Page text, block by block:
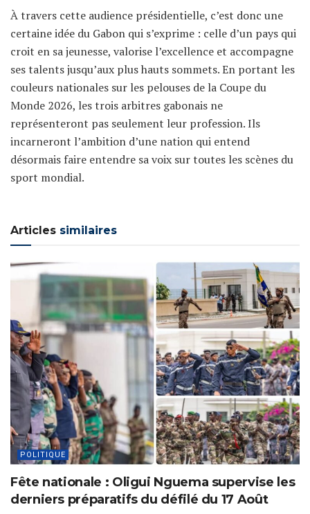
À travers cette audience présidentielle, c’est donc une
certaine idée du Gabon qui s’exprime : celle d’un pays qui
croit en sa jeunesse, valorise l’excellence et accompagne
ses talents jusqu’aux plus hauts sommets. En portant les
couleurs nationales sur les pelouses de la Coupe du
Monde 2026, les trois arbitres gabonais ne
représenteront pas seulement leur profession. Ils
incarneront l’ambition d’une nation qui entend
désormais faire entendre sa voix sur toutes les scènes du
sport mondial.
Articles similaires
POLITIQUE
Fête nationale : Oligui Nguema supervise les
derniers préparatifs du défilé du 17 Août